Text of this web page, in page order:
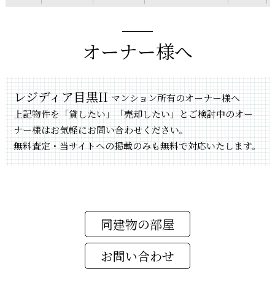
オーナー様へ
レジディア目黒II マンション所有のオーナー様へ
上記物件を「貸したい」「売却したい」とご検討中のオー
ナー様はお気軽にお問い合わせください。
無料査定・当サイトへの掲載のみも無料で対応いたします。
同建物の部屋